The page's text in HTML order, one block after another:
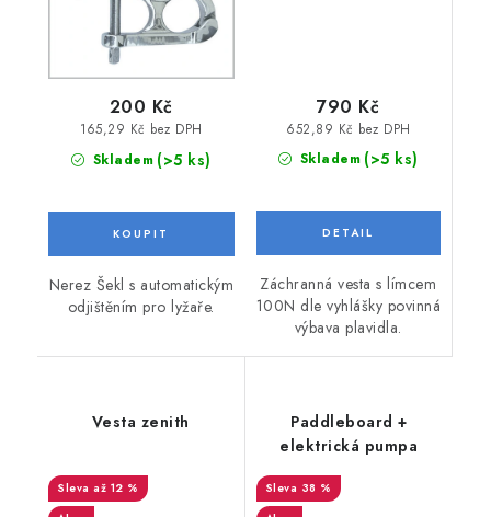
Skladem (>5 ks)
165,29 Kč bez DPH
200 Kč
Nerez Šekl s automatickým
odjištěním pro lyžaře.
Skladem (>5 ks)
652,89 Kč bez DPH
790 Kč
Záchranná vesta s límcem
100N dle vyhlášky povinná
výbava plavidla.
Vesta zenith
až 12 %
Paddleboard +
elektrická pumpa
38 %